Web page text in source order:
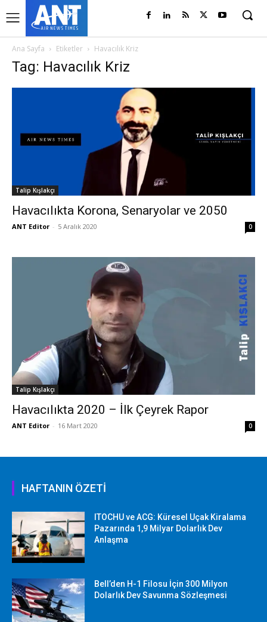
Ana Sayfa Etiketler Havacılık Kriz
Tag: Havacılık Kriz
Talip Kışlakçı
Havacılıkta Korona, Senaryolar ve 2050
ANT Editor - 5 Aralık 2020 0
Talip Kışlakçı
Havacılıkta 2020 – İlk Çeyrek Rapor
ANT Editor - 16 Mart 2020 0
HAFTANIN ÖZETİ
ITOCHU ve ACG: Küresel Uçak Kiralama
Pazarında 1,9 Milyar Dolarlık Dev
Anlaşma
Bell’den H-1 Filosu İçin 300 Milyon
Dolarlık Dev Savunma Sözleşmesi